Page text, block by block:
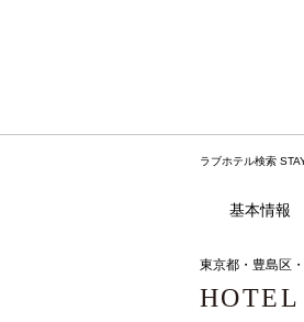
ラブホテル検索
基本情報
東京都・豊島区